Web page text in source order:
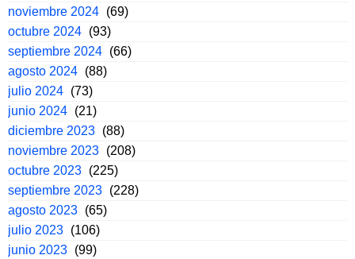
noviembre 2024 (69)
octubre 2024 (93)
septiembre 2024 (66)
agosto 2024 (88)
julio 2024 (73)
junio 2024 (21)
diciembre 2023 (88)
noviembre 2023 (208)
octubre 2023 (225)
septiembre 2023 (228)
agosto 2023 (65)
julio 2023 (106)
junio 2023 (99)